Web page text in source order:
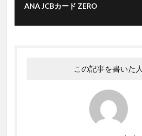
ANA JCBカード ZERO
この記事を書いた人